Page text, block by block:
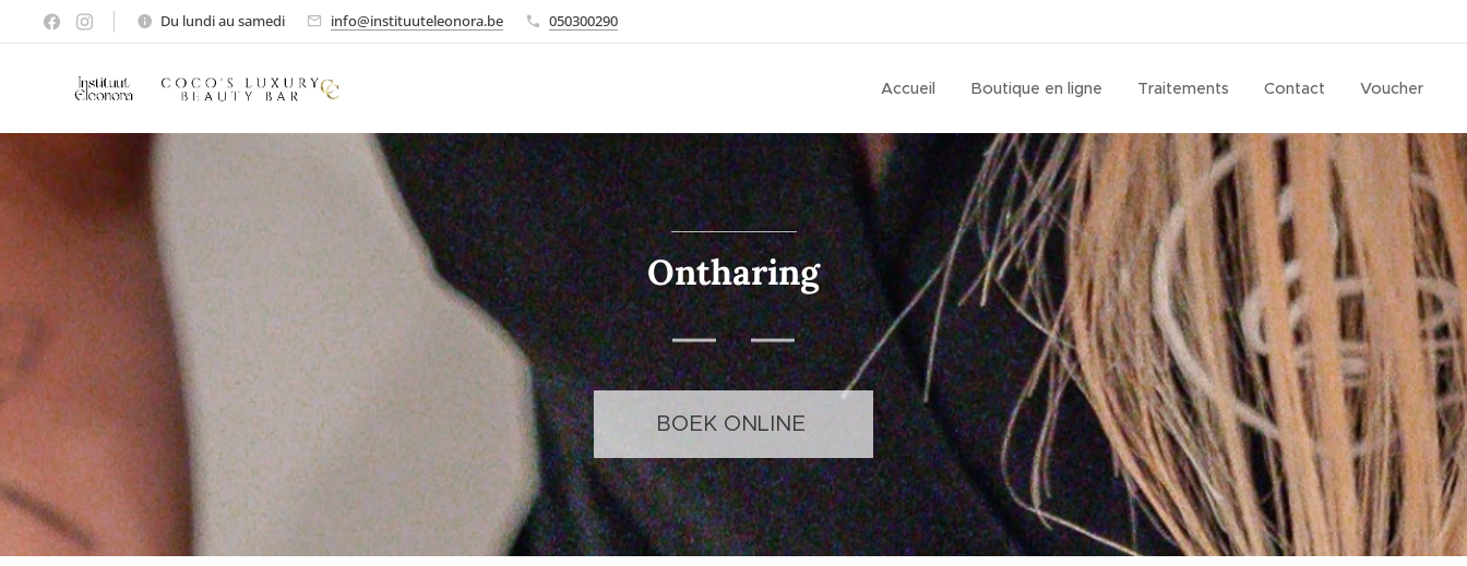
Du lundi au samedi info@instituuteleonora.be 050300290
Accueil Boutique en ligne Traitements Contact Voucher
Ontharing
BOEK ONLINE